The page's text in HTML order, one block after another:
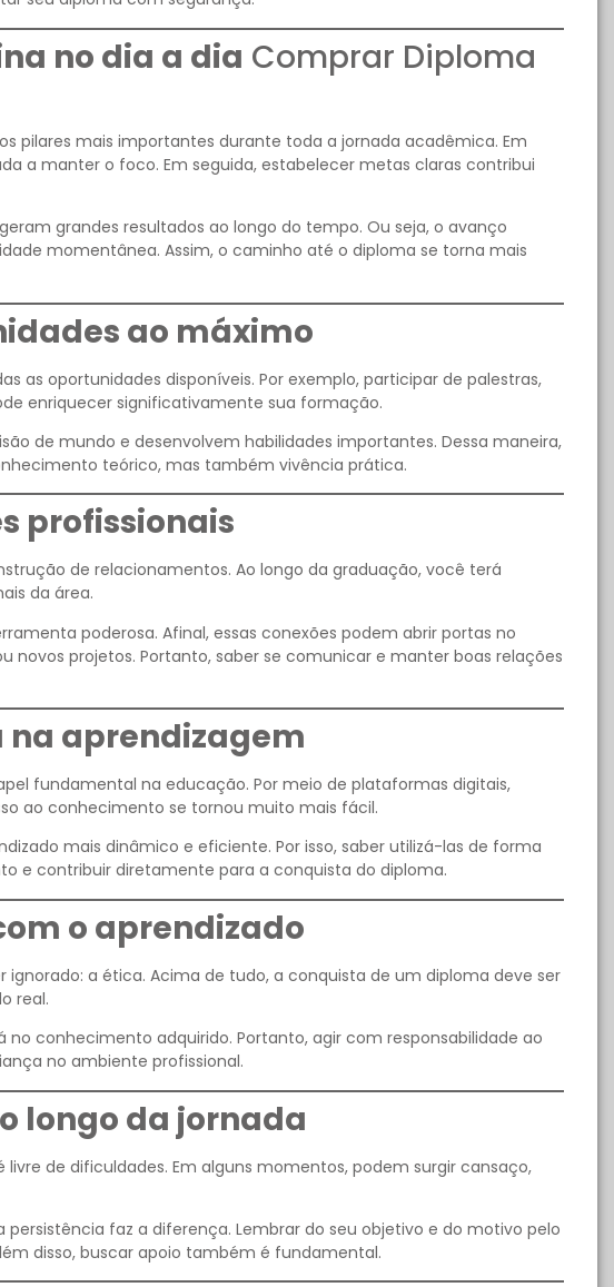
no dia a dia Comprar Diploma
pilares mais importantes durante toda a jornada acadêmica. Em
a manter o foco. Em seguida, estabelecer metas claras contribui
grandes resultados ao longo do tempo. Ou seja, o avanço
momentânea. Assim, o caminho até o diploma se torna mais
ao máximo
as oportunidades disponíveis. Por exemplo, participar de palestras,
enriquecer significativamente sua formação.
de mundo e desenvolvem habilidades importantes. Dessa maneira,
teórico, mas também vivência prática.
profissionais
de relacionamentos. Ao longo da graduação, você terá
da área.
poderosa. Afinal, essas conexões podem abrir portas no
novos projetos. Portanto, saber se comunicar e manter boas relações
na aprendizagem
fundamental na educação. Por meio de plataformas digitais,
ao conhecimento se tornou muito mais fácil.
mais dinâmico e eficiente. Por isso, saber utilizá-las de forma
e contribuir diretamente para a conquista do diploma.
o aprendizado
a ética. Acima de tudo, a conquista de um diploma deve ser
real.
no conhecimento adquirido. Portanto, agir com responsabilidade ao
no ambiente profissional.
longo da jornada
de dificuldades. Em alguns momentos, podem surgir cansaço,
faz a diferença. Lembrar do seu objetivo e do motivo pelo
disso, buscar apoio também é fundamental.